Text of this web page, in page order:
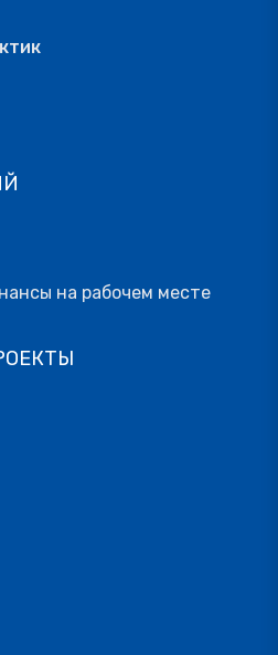
на рабочем месте